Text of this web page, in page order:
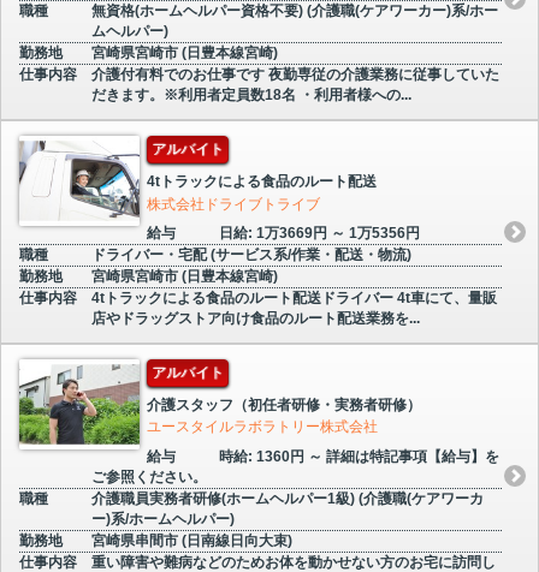
職種
無資格(ホームヘルパー資格不要) (介護職(ケアワーカー)系/ホー
ムヘルパー)
勤務地
宮崎県宮崎市 (日豊本線宮崎)
仕事内容
介護付有料でのお仕事です 夜勤専従の介護業務に従事していた
だきます。※利用者定員数18名 ・利用者様への...
アルバイト
4tトラックによる食品のルート配送
株式会社ドライブトライブ
給与
日給: 1万3669円 ～ 1万5356円
職種
ドライバー・宅配 (サービス系/作業・配送・物流)
勤務地
宮崎県宮崎市 (日豊本線宮崎)
仕事内容
4tトラックによる食品のルート配送ドライバー 4t車にて、量販
店やドラッグストア向け食品のルート配送業務を...
アルバイト
介護スタッフ（初任者研修・実務者研修）
ユースタイルラボラトリー株式会社
給与
時給: 1360円 ～ 詳細は特記事項【給与】を
ご参照ください。
職種
介護職員実務者研修(ホームヘルパー1級) (介護職(ケアワーカ
ー)系/ホームヘルパー)
勤務地
宮崎県串間市 (日南線日向大束)
仕事内容
重い障害や難病などのためお体を動かせない方のお宅に訪問し